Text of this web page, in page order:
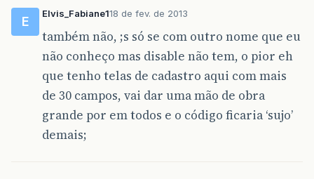
E
Elvis_Fabiane118 de fev. de 2013
também não, ;s só se com outro nome que eu
não conheço mas disable não tem, o pior eh
que tenho telas de cadastro aqui com mais
de 30 campos, vai dar uma mão de obra
grande por em todos e o código ficaria ‘sujo’
demais;